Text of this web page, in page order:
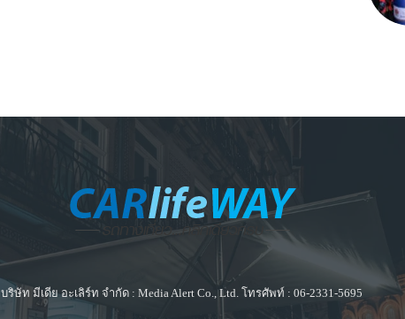
บริษัท มีเดีย อะเลิร์ท จำกัด : Media Alert Co., Ltd. โทรศัพท์ : 06-2331-5695